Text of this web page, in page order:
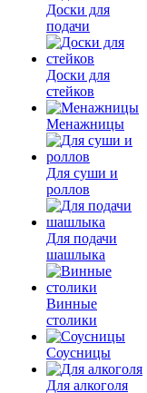
Доски для
подачи
Доски для
стейков
Менажницы
Для суши и
роллов
Для подачи
шашлыка
Винные
столики
Соусницы
Для алкоголя